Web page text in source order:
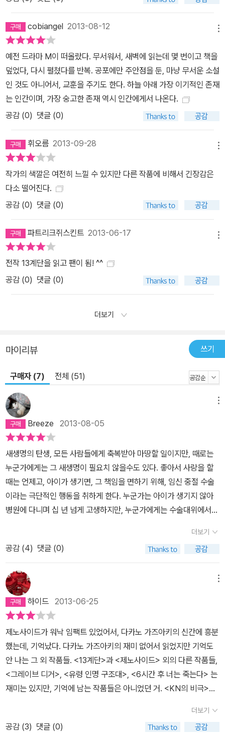
cobiangel 2013-08-12
예전 드라마 M이 떠올랐다. 무서워서, 새벽에 읽는데 몇 번이고 책을
덮었다, 다시 펼쳤다를 반복. 공포에만 주안점을 둔, 마냥 무서운 소설
인 것도 아니어서, 교훈을 주기도 한다. 하늘 아래 가장 이기적인 존재
는 인간이며, 가장 숭고한 존재 역시 인간에게서 나온다.
공감 (0) 댓글 (0)
휘오름 2013-09-28
작가의 색깔은 여전히 느낄 수 있지만 다른 작품에 비해서 긴장감은
다소 떨어진다.
공감 (0) 댓글 (0)
파트리크쥐스킨트 2013-06-17
전작 13계단을 읽고 팬이 됨! ^^
공감 (0) 댓글 (0)
더보기
마이리뷰 쓰기
구매자 (7) 전체 (51)
Breeze 2013-08-05
새생명의 탄생, 모든 사람들에게 축복받아 마땅할 일이지만, 때로는
누군가에게는 그 새생명이 필요치 않을수도 있다. 좋아서 사랑을 할
때는 언제고, 아이가 생기면, 그 책임을 면하기 위해, 임신 중절 수술
이라는 극단적인 행동을 취하게 한다. 누군가는 아이가 생기지 않아
병원에 다니며 십 년 넘게 고생하지만, 누군가에게는 수술대위에서
이라고 하지만, 아주 적은 개월수부터 아이의 심장이며 장기가 생긴
다는 사실을 간과하고 있다. 처음 아이를 임신하고 병원에 갔을때, 초
음파로 보여진 아이의 조그만 형체, 점 하나로 보였지만, 들리는 심장
소리에 가슴이 먹먹해짐을 느꼈다. '나, 살아 있어요.' 하고 외치는 듯
한 심장소리에 아이가 얼른 커서 무사히 태어나길 기도했다. 개월수
에 따라 들리는 태동에도 생명의 신비함을 느꼈다. 다카노 가즈아키
는 『제노사이드』에서 인간의 잔학성과 또 사람을 살리고자 하는 휴머
니즘에 대해서 썼고, 『13계단』은 사형제도에 대해 말하고 있었다. 작
가는 이번 작품 『KN의 비극』에서 생명의 소중함을 이야기한다. 또
한 책임감이 따르지 않는 임신과 임신중절이 과연 옳은가. 그로 인해
아직 태어나지 않은 뱃속의 아이도 새생명을 가지고 있다는 사실을
이야기 한다. 결혼한지 얼마되지 않는 슈헤이는 작가다. 최근에 새로
운 작품을 써 베스트셀러에 올랐고, 슈헤이는 아내 가나미와 살기위
해 넓은 맨션을 구입했다. 가나미의 수입과 자신의 슈헤이의 수입을
더보기
공감 (4) 댓글 (0)
하이드 2013-06-25
제노사이드가 워낙 임팩트 있었어서, 다카노 가즈아키의 신간에 흥분
했는데, 기억났다. 다카노 가즈아키의 재미 없어서 읽었지만 기억도
안 나는 그 외 작품들. <13계단>과 <제노사이드> 외의 다른 작품들,
<그레이브 디거>, <유령 인명 구조대>, <6시간 후 너는 죽는다> 는
재미는 있지만, 기억에 남는 작품들은 아니었던 거. <KN의 비극>도
으시시 하면서 밤을 꼴딱 새긴 했다. 어떤 느낌이냐면, 다카노 가즈아
키 책인데, 기시 유스케 같은 거. 기시 유스케는 좀 재미 없어도 내가
더보기
공감 (3) 댓글 (0)